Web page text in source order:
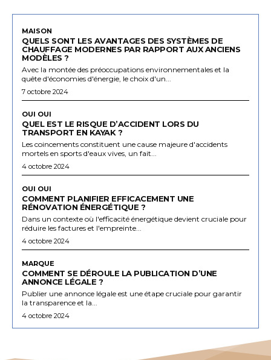
MAISON
QUELS SONT LES AVANTAGES DES SYSTÈMES DE
CHAUFFAGE MODERNES PAR RAPPORT AUX ANCIENS
MODÈLES ?
Avec la montée des préoccupations environnementales et la
quête d'économies d'énergie, le choix d'un...
7 octobre 2024
OUI OUI
QUEL EST LE RISQUE D’ACCIDENT LORS DU
TRANSPORT EN KAYAK ?
Les coincements constituent une cause majeure d'accidents
mortels en sports d'eaux vives, un fait...
4 octobre 2024
OUI OUI
COMMENT PLANIFIER EFFICACEMENT UNE
RÉNOVATION ÉNERGÉTIQUE ?
Dans un contexte où l'efficacité énergétique devient cruciale pour
réduire les factures et l'empreinte...
4 octobre 2024
MARQUE
COMMENT SE DÉROULE LA PUBLICATION D’UNE
ANNONCE LÉGALE ?
Publier une annonce légale est une étape cruciale pour garantir
la transparence et la...
4 octobre 2024